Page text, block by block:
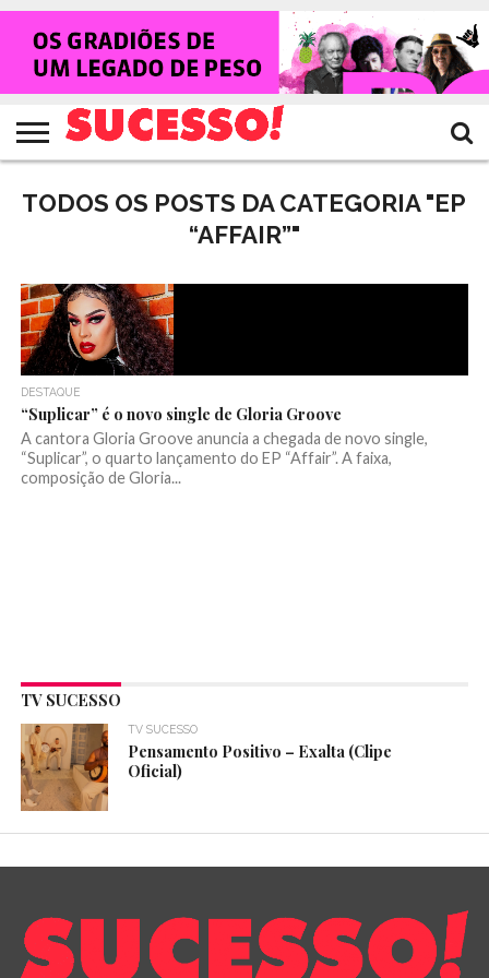
HOME
NOTÍCIAS
SHOWS
ENTREVISTAS
CLIQUES
RANKING
CROWLEY
TV
SUCESSO!
REVISTA
SUCESSO!
TODOS OS POSTS DA CATEGORIA "EP
“AFFAIR”"
DESTAQUE
“Suplicar” é o novo single de Gloria Groove
A cantora Gloria Groove anuncia a chegada de novo single,
“Suplicar”, o quarto lançamento do EP “Affair”. A faixa,
composição de Gloria...
TV SUCESSO
TV SUCESSO
Pensamento Positivo – Exalta (Clipe
Oficial)